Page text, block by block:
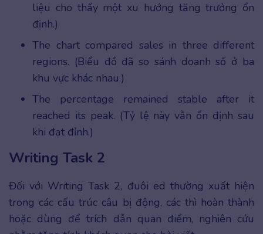
liệu cho thấy một xu hướng tăng trưởng ổn
định.)
The chart compared sales in three different
regions. (Biểu đồ đã so sánh doanh số ở ba
khu vực khác nhau.)
The percentage remained stable after it
reached its peak. (Tỷ lệ này vẫn ổn định sau
khi đạt đỉnh.)
Writing Task 2
Đối với Writing Task 2, đuôi ed thường xuất hiện
trong các cấu trúc câu bị động, các thì hoàn thành
hoặc dùng để trích dẫn quan điểm, nghiên cứu